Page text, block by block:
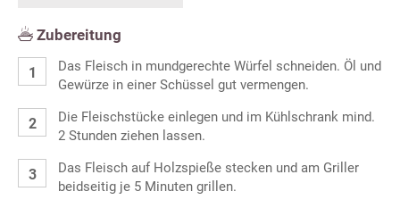
Zubereitung
Das Fleisch in mundgerechte Würfel schneiden. Öl und
Gewürze in einer Schüssel gut vermengen.
Die Fleischstücke einlegen und im Kühlschrank mind.
2 Stunden ziehen lassen.
Das Fleisch auf Holzspieße stecken und am Griller
beidseitig je 5 Minuten grillen.